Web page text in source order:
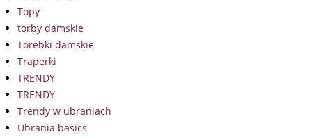
Topy
torby damskie
Torebki damskie
Traperki
TRENDY
TRENDY
Trendy w ubraniach
Ubrania basics